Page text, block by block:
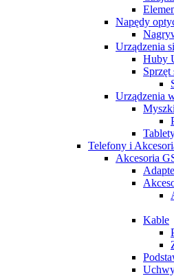
Napędy
Urządzenia
Huby
Urządzenia
Myszki
Telefony i
Akcesoria
Kable